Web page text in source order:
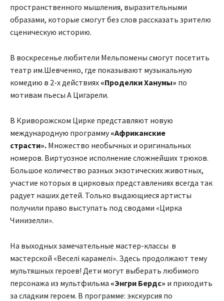
пространственного мышления, выразительными
образами, которые смогут без слов рассказать зрителю
сценическую историю.
В воскресенье любители Мельпомены смогут посетить
театр им.Шевченко, где показывают музыкальную
комедию в 2-х действиях «Проделки Ханумы» по
мотивам пьесы А Цигарели.
В Криворожском Цирке представляют новую
международную программу «Африканские
страсти». Множество необычных и оригинальных
номеров. Виртуозное исполнение сложнейших трюков.
Большое количество разных экзотических животных,
участие которых в цирковых представлениях всегда так
радует наших детей. Только выдающиеся артисты
получили право выступать под сводами «Цирка
Чинизелли».
На выходных замечательные мастер-классы в
мастерской «Веселі карамелі». Здесь продолжают тему
мультяшных героев! Дети могут выберать любимого
персонажа из мультфильма «Энгри Бердс» и приходить
за сладким героем. В программе: экскурсия по